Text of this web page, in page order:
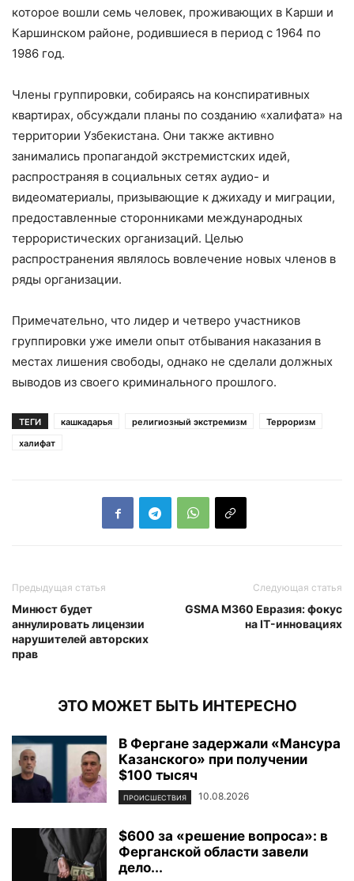
которое вошли семь человек, проживающих в Карши и
Каршинском районе, родившиеся в период с 1964 по
1986 год.
Члены группировки, собираясь на конспиративных
квартирах, обсуждали планы по созданию «халифата» на
территории Узбекистана. Они также активно
занимались пропагандой экстремистских идей,
распространяя в социальных сетях аудио- и
видеоматериалы, призывающие к джихаду и миграции,
предоставленные сторонниками международных
террористических организаций. Целью
распространения являлось вовлечение новых членов в
ряды организации.
Примечательно, что лидер и четверо участников
группировки уже имели опыт отбывания наказания в
местах лишения свободы, однако не сделали должных
выводов из своего криминального прошлого.
ТЕГИ кашкадарья религиозный экстремизм
Терроризм
халифат
Предыдущая статья
Минюст будет
аннулировать лицензии
нарушителей авторских
прав
Следующая статья
GSMA M360 Евразия: фокус
на IT-инновациях
ЭТО МОЖЕТ БЫТЬ ИНТЕРЕСНО
В Фергане задержали «Мансура
Казанского» при получении
$100 тысяч
ПРОИСШЕСТВИЯ 10.08.2026
$600 за «решение вопроса»: в
Ферганской области завели
дело...